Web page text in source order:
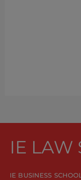
IE LAW
IE BUSINESS SCHOOL